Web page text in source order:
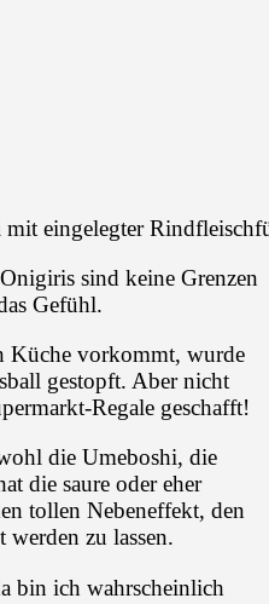
eingelegter
sind keine Grenzen
Gefühl.
Küche vorkommt, wurde
gestopft. Aber nicht
Regale geschafft!
die Umeboshi, die
die saure oder eher
tollen Nebeneffekt, den
werden zu lassen.
bin ich wahrscheinlich